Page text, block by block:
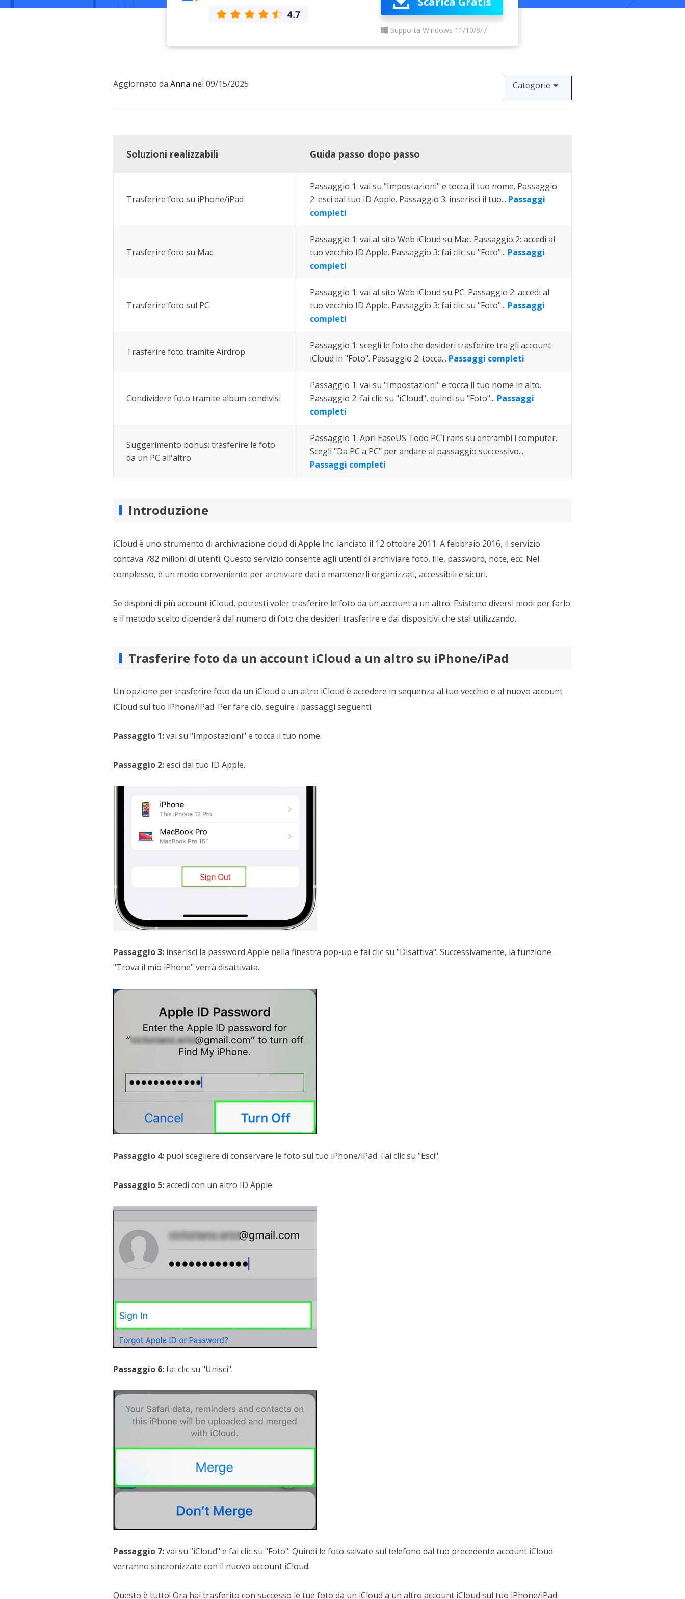
Recupero dati cancellati da SSD
Recupero Foto da Fotocamera
MSPs Service
Video Downloader
Scarica video/audio online
Supporta Windows 11/10/8/7
Aggiornato da Anna nel 09/15/2025 Categorie
Soluzioni realizzabili Guida passo dopo passo
Trasferire foto su iPhone/iPad
Passaggio 1: vai su "Impostazioni" e tocca il tuo nome. Passaggio
2: esci dal tuo ID Apple. Passaggio 3: inserisci il tuo... Passaggi
completi
Trasferire foto su Mac
Passaggio 1: vai al sito Web iCloud su Mac. Passaggio 2: accedi al
tuo vecchio ID Apple. Passaggio 3: fai clic su "Foto"... Passaggi
completi
Trasferire foto sul PC
Passaggio 1: vai al sito Web iCloud su PC. Passaggio 2: accedi al
tuo vecchio ID Apple. Passaggio 3: fai clic su "Foto"... Passaggi
completi
Trasferire foto tramite Airdrop
Passaggio 1: scegli le foto che desideri trasferire tra gli account
iCloud in "Foto". Passaggio 2: tocca... Passaggi completi
Condividere foto tramite album condivisi
Passaggio 1: vai su "Impostazioni" e tocca il tuo nome in alto.
Passaggio 2: fai clic su "iCloud", quindi su "Foto"... Passaggi
completi
Suggerimento bonus: trasferire le foto
da un PC all'altro
Passaggio 1. Apri EaseUS Todo PCTrans su entrambi i computer.
Scegli "Da PC a PC" per andare al passaggio successivo...
Passaggi completi
Introduzione
iCloud è uno strumento di archiviazione cloud di Apple Inc. lanciato il 12 ottobre 2011. A febbraio 2016, il servizio
contava 782 milioni di utenti. Questo servizio consente agli utenti di archiviare foto, file, password, note, ecc. Nel
complesso, è un modo conveniente per archiviare dati e mantenerli organizzati, accessibili e sicuri.
Se disponi di più account iCloud, potresti voler trasferire le foto da un account a un altro. Esistono diversi modi per farlo
e il metodo scelto dipenderà dal numero di foto che desideri trasferire e dai dispositivi che stai utilizzando.
Trasferire foto da un account iCloud a un altro su iPhone/iPad
Un'opzione per trasferire foto da un iCloud a un altro iCloud è accedere in sequenza al tuo vecchio e al nuovo account
iCloud sul tuo iPhone/iPad. Per fare ciò, seguire i passaggi seguenti.
Passaggio 1:vai su "Impostazioni" e tocca il tuo nome.
Passaggio 2:esci dal tuo ID Apple.
Passaggio 3: inserisci la password Apple nella finestra pop-up e fai clic su "Disattiva". Successivamente, la funzione
"Trova il mio iPhone" verrà disattivata.
Passaggio 4: puoi scegliere di conservare le foto sul tuo iPhone/iPad. Fai clic su "Esci".
Passaggio 5:accedi con un altro ID Apple.
Passaggio 6:fai clic su "Unisci".
Passaggio 7:vai su "iCloud" e fai clic su "Foto". Quindi le foto salvate sul telefono dal tuo precedente account iCloud
verranno sincronizzate con il nuovo account iCloud.
Questo è tutto! Ora hai trasferito con successo le tue foto da un iCloud a un altro account iCloud sul tuo iPhone/iPad.